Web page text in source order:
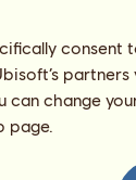
consent
can change
page.